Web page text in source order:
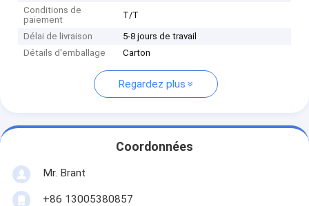
Conditions de
paiement
T/T
Délai de livraison
5-8 jours de travail
Détails d'emballage
Carton
Regardez plus
Coordonnées
Mr. Brant
+86 13005380857